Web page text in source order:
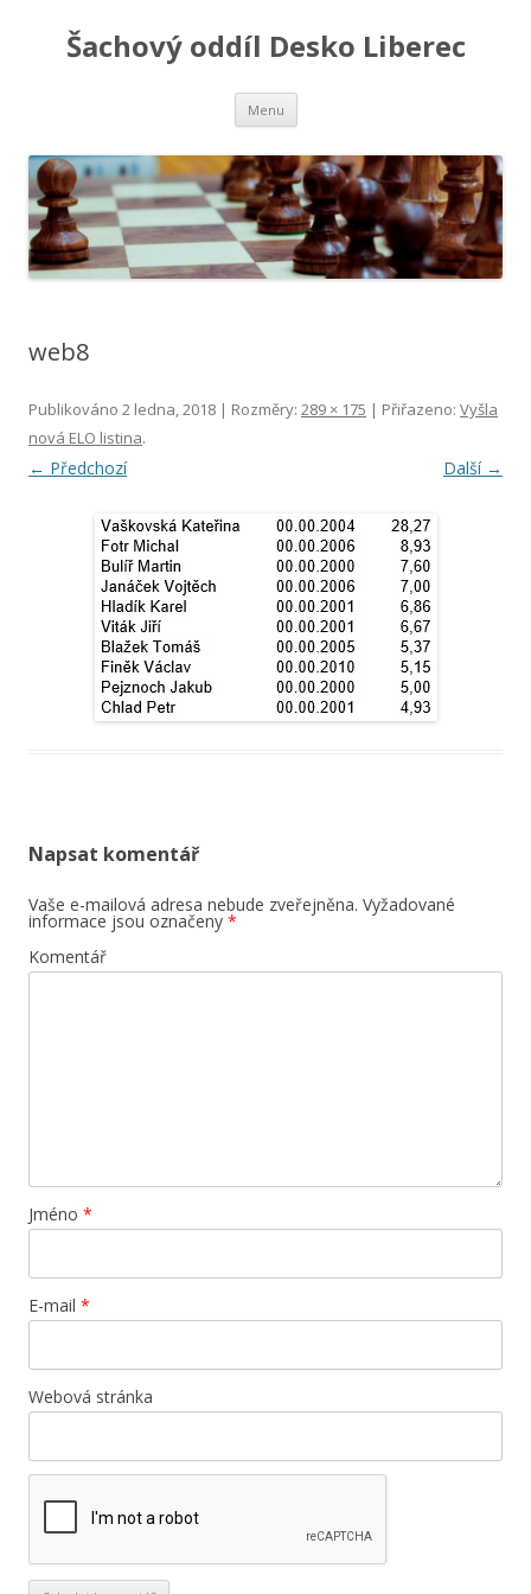
Šachový oddíl Desko Liberec
Menu Přejít
obsahu
webu
web8
Publikováno 2 ledna, 2018 | Rozměry: 289 × 175 | Přiřazeno: Vyšla
nová ELO listina.
← Předchozí Další →
Napsat komentář
Vaše e-mailová adresa nebude zveřejněna. Vyžadované
informace jsou označeny *
Komentář
Jméno *
E-mail *
Webová stránka